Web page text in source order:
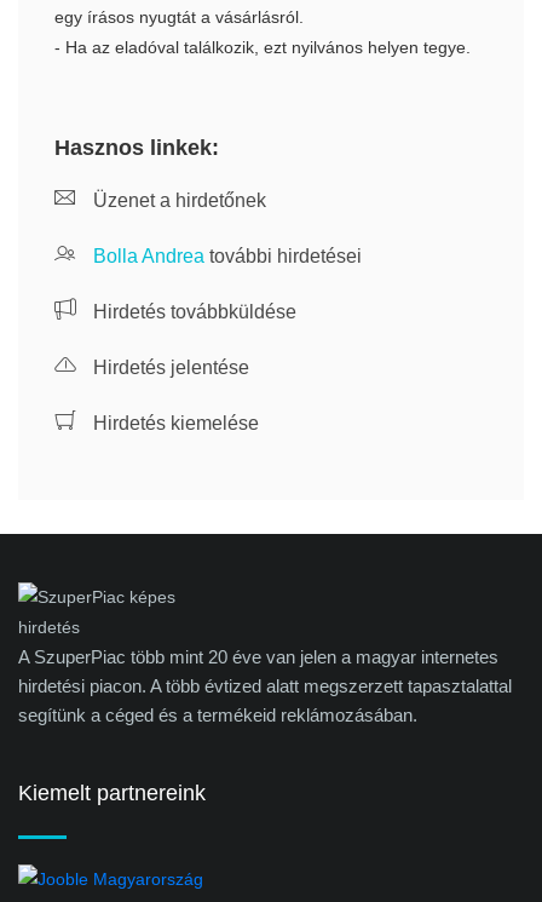
egy írásos nyugtát a vásárlásról.
- Ha az eladóval találkozik, ezt nyilvános helyen tegye.
Hasznos linkek:
Üzenet a hirdetőnek
Bolla Andrea további hirdetései
Hirdetés továbbküldése
Hirdetés jelentése
Hirdetés kiemelése
A SzuperPiac több mint 20 éve van jelen a magyar internetes
hirdetési piacon. A több évtized alatt megszerzett tapasztalattal
segítünk a céged és a termékeid reklámozásában.
Kiemelt partnereink